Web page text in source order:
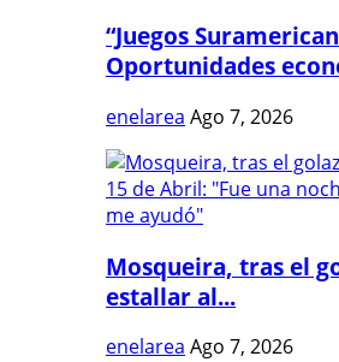
“Juegos
Oportunidades
enelarea Ago 7, 2026
Mosqueira, tras el
estallar al...
enelarea Ago 7, 2026